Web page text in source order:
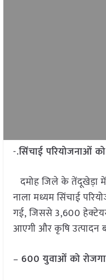
-.सिंचाई परियोजनाओं
दमोह जिले के तेंदूखेड़ा
नाला मध्यम सिंचाई
गई, जिससे 3,600
आएगी और कृषि उत्पादन
– 600 युवाओं को